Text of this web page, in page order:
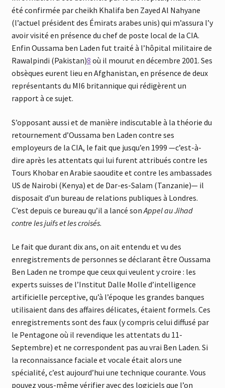
été confirmée par cheikh Khalifa ben Zayed Al Nahyane
(l’actuel président des Émirats arabes unis) qui m’assura l’y
avoir visité en présence du chef de poste local de la CIA.
Enfin Oussama ben Laden fut traité à l’hôpital militaire de
Rawalpindi (Pakistan)8 où il mourut en décembre 2001. Ses
obsèques eurent lieu en Afghanistan, en présence de deux
représentants du MI6 britannique qui rédigèrent un
rapport à ce sujet.
S’opposant aussi et de manière indiscutable à la théorie du
retournement d’Oussama ben Laden contre ses
employeurs de la CIA, le fait que jusqu’en 1999 —c’est-à-
dire après les attentats qui lui furent attribués contre les
Tours Khobar en Arabie saoudite et contre les ambassades
US de Nairobi (Kenya) et de Dar-es-Salam (Tanzanie)— il
disposait d’un bureau de relations publiques à Londres.
C’est depuis ce bureau qu’il a lancé son Appel au Jihad
contre les juifs et les croisés.
Le fait que durant dix ans, on ait entendu et vu des
enregistrements de personnes se déclarant être Oussama
Ben Laden ne trompe que ceux qui veulent y croire : les
experts suisses de l’Institut Dalle Molle d’intelligence
artificielle perceptive, qu’à l’époque les grandes banques
utilisaient dans des affaires délicates, étaient formels. Ces
enregistrements sont des faux (y compris celui diffusé par
le Pentagone où il revendique les attentats du 11-
Septembre) et ne correspondent pas au vrai Ben Laden. Si
la reconnaissance faciale et vocale était alors une
spécialité, c’est aujourd’hui une technique courante. Vous
pouvez vous-même vérifier avec des logiciels que l’on